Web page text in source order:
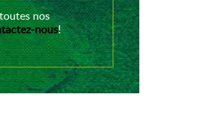
nos
nous!